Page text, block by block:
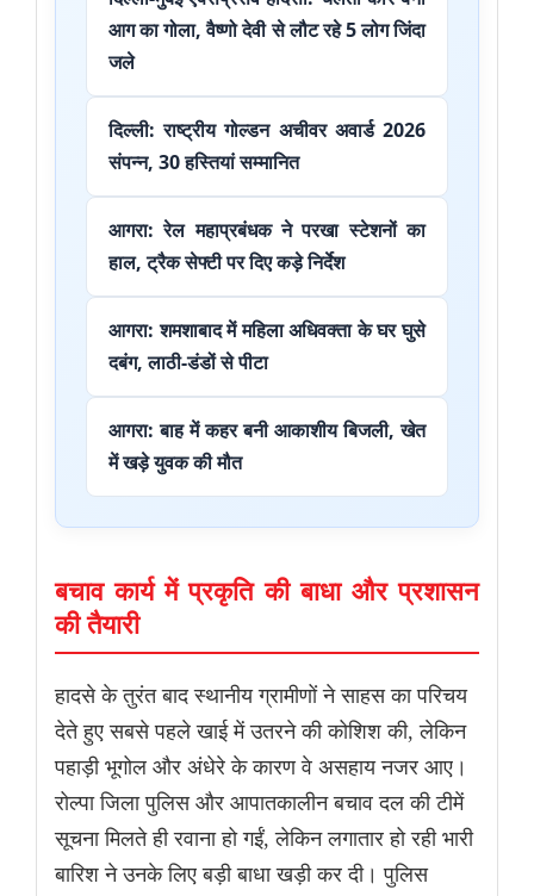
आग का गोला, वैष्णो देवी से लौट रहे 5 लोग जिंदा
जले
दिल्ली: राष्ट्रीय गोल्डन अचीवर अवार्ड 2026
संपन्न, 30 हस्तियां सम्मानित
आगरा: रेल महाप्रबंधक ने परखा स्टेशनों का
हाल, ट्रैक सेफ्टी पर दिए कड़े निर्देश
आगरा: शमशाबाद में महिला अधिवक्ता के घर घुसे
दबंग, लाठी-डंडों से पीटा
आगरा: बाह में कहर बनी आकाशीय बिजली, खेत
में खड़े युवक की मौत
बचाव कार्य में प्रकृति की बाधा और प्रशासन
की तैयारी
हादसे के तुरंत बाद स्थानीय ग्रामीणों ने साहस का परिचय
देते हुए सबसे पहले खाई में उतरने की कोशिश की, लेकिन
पहाड़ी भूगोल और अंधेरे के कारण वे असहाय नजर आए।
रोल्पा जिला पुलिस और आपातकालीन बचाव दल की टीमें
सूचना मिलते ही रवाना हो गईं, लेकिन लगातार हो रही भारी
बारिश ने उनके लिए बड़ी बाधा खड़ी कर दी। पुलिस